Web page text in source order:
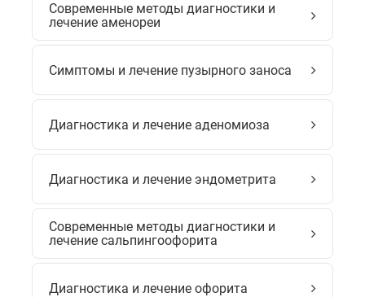
Современные методы диагностики и
лечение аменореи
Симптомы и лечение пузырного заноса
Диагностика и лечение аденомиоза
Диагностика и лечение эндометрита
Современные методы диагностики и
лечение сальпингоофорита
Диагностика и лечение офорита